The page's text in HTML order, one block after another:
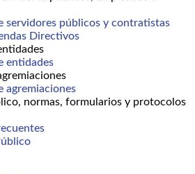
servidores públicos y contratistas
Directivos
entidades
agremiaciones
normas, formularios y protocolos